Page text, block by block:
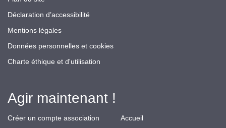
Déclaration d’accessibilité
Mentions légales
Données personnelles et cookies
Charte éthique et d'utilisation
Agir maintenant !
Créer un compte association
Accueil